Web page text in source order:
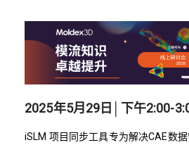
2025年5月29日│下午2:00-
iSLM 项目同步工具专为解决CAE数